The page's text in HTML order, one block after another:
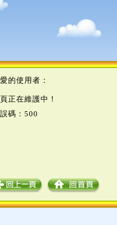
的使用者：
正在維護中！
碼：500